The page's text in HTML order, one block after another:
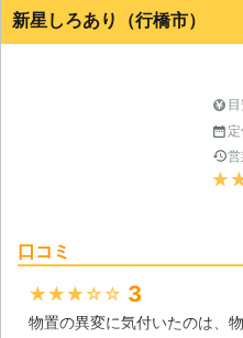
を駆除してもらう事になりま
部分である１つ目の巣の場所
2016年10
新星しろあり（行橋市）
口コミ
★★★★★ 3
物置の異変に気付いたのは、